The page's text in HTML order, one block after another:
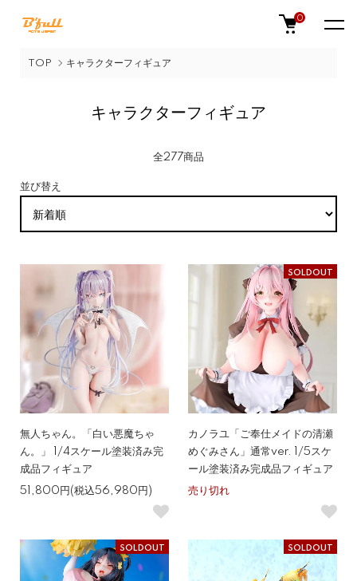
0
TOP キャラクターフィギュア
キャラクターフィギュア
全277商品
並び替え
無人ちゃん。「白い悪魔ちゃ
ん。」 1/4スケール塗装済み完
成品フィギュア
51,800円(税込56,980円)
SOLDOUT
カノラユ「ご奉仕メイドの清瀬
めぐみさん」通常ver. 1/5スケ
ール塗装済み完成品フィギュア
売り切れ
SOLDOUT SOLDOUT